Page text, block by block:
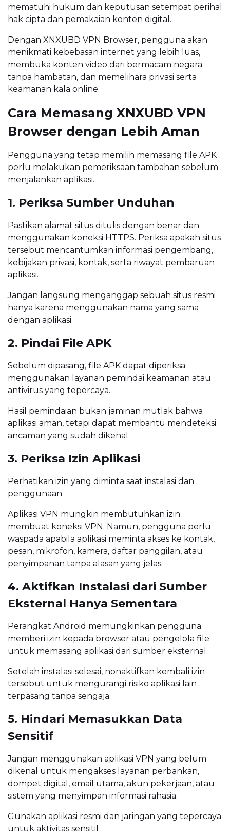
mematuhi hukum dan keputusan setempat perihal
hak cipta dan pemakaian konten digital.
Dengan XNXUBD VPN Browser, pengguna akan
menikmati kebebasan internet yang lebih luas,
membuka konten video dari bermacam negara
tanpa hambatan, dan memelihara privasi serta
keamanan kala online.
Cara Memasang XNXUBD VPN
Browser dengan Lebih Aman
Pengguna yang tetap memilih memasang file APK
perlu melakukan pemeriksaan tambahan sebelum
menjalankan aplikasi.
1. Periksa Sumber Unduhan
Pastikan alamat situs ditulis dengan benar dan
menggunakan koneksi HTTPS. Periksa apakah situs
tersebut mencantumkan informasi pengembang,
kebijakan privasi, kontak, serta riwayat pembaruan
aplikasi.
Jangan langsung menganggap sebuah situs resmi
hanya karena menggunakan nama yang sama
dengan aplikasi.
2. Pindai File APK
Sebelum dipasang, file APK dapat diperiksa
menggunakan layanan pemindai keamanan atau
antivirus yang tepercaya.
Hasil pemindaian bukan jaminan mutlak bahwa
aplikasi aman, tetapi dapat membantu mendeteksi
ancaman yang sudah dikenal.
3. Periksa Izin Aplikasi
Perhatikan izin yang diminta saat instalasi dan
penggunaan.
Aplikasi VPN mungkin membutuhkan izin
membuat koneksi VPN. Namun, pengguna perlu
waspada apabila aplikasi meminta akses ke kontak,
pesan, mikrofon, kamera, daftar panggilan, atau
penyimpanan tanpa alasan yang jelas.
4. Aktifkan Instalasi dari Sumber
Eksternal Hanya Sementara
Perangkat Android memungkinkan pengguna
memberi izin kepada browser atau pengelola file
untuk memasang aplikasi dari sumber eksternal.
Setelah instalasi selesai, nonaktifkan kembali izin
tersebut untuk mengurangi risiko aplikasi lain
terpasang tanpa sengaja.
5. Hindari Memasukkan Data
Sensitif
Jangan menggunakan aplikasi VPN yang belum
dikenal untuk mengakses layanan perbankan,
dompet digital, email utama, akun pekerjaan, atau
sistem yang menyimpan informasi rahasia.
Gunakan aplikasi resmi dan jaringan yang tepercaya
untuk aktivitas sensitif.